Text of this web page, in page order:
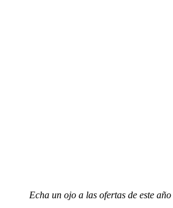
Echa un ojo a las ofertas de este